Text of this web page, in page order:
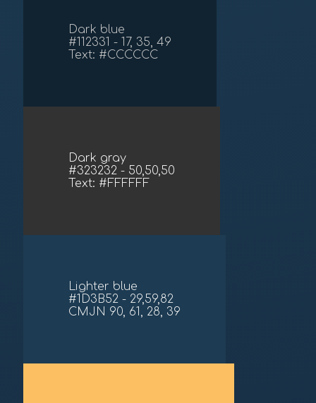
Dark blue
#112331 - 17, 35, 49
Text: #CCCCCC
Dark gray
#323232 - 50,50,50
Text: #FFFFFF
Lighter blue
#1D3B52 - 29,59,82
CMJN 90, 61, 28, 39